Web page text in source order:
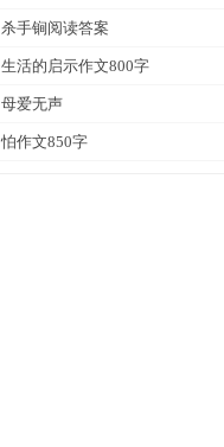
杀手锏阅读答案
生活的启示作文800字
母爱无声
怕作文850字